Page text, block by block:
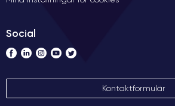
Social
Kontaktformulär